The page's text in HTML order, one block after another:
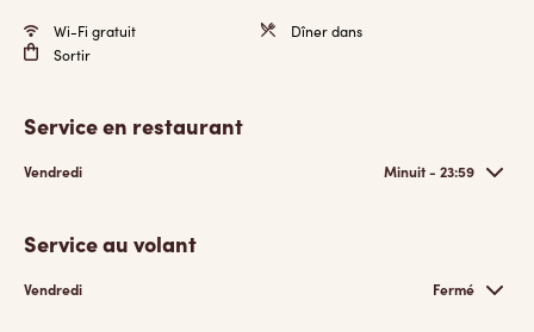
Wi-Fi gratuit
Dîner dans
Sortir
Service en restaurant
Vendredi Minuit - 23:59
Service au volant
Vendredi Fermé